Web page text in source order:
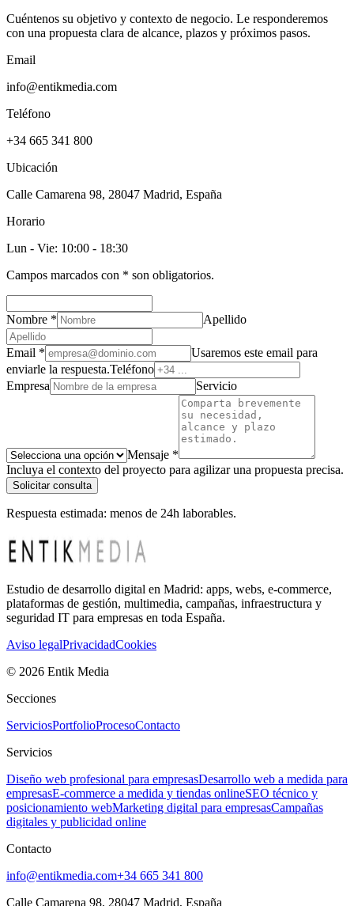
Cuéntenos su objetivo y contexto de negocio. Le responderemos
con una propuesta clara de alcance, plazos y próximos pasos.
Email
info@entikmedia.com
Teléfono
+34 665 341 800
Ubicación
Calle Camarena 98, 28047 Madrid, España
Horario
Lun - Vie: 10:00 - 18:30
Campos marcados con * son obligatorios.
Nombre * Apellido
Email *
Usaremos este email para
enviarle la respuesta.Teléfono
Empresa
Servicio
Mensaje *
Incluya el contexto del proyecto para agilizar una propuesta precisa.
Solicitar consulta
Respuesta estimada: menos de 24h laborables.
Estudio de desarrollo digital en Madrid: apps, webs, e-commerce,
plataformas de gestión, multimedia, campañas, infraestructura y
seguridad IT para empresas en toda España.
Aviso legalPrivacidadCookies
© 2026 Entik Media
Secciones
ServiciosPortfolioProcesoContacto
Servicios
Diseño web profesional para empresasDesarrollo web a medida para
empresasE-commerce a medida y tiendas onlineSEO técnico y
posicionamiento webMarketing digital para empresasCampañas
digitales y publicidad online
Contacto
info@entikmedia.com+34 665 341 800
Calle Camarena 98, 28047 Madrid, España